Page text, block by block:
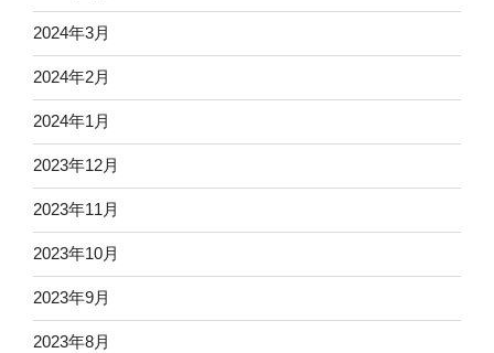
2024年3月
2024年2月
2024年1月
2023年12月
2023年11月
2023年10月
2023年9月
2023年8月